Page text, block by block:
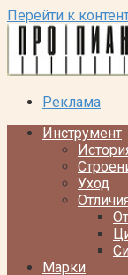
Перейти к
Реклама
Инструмент
Уход
Марки